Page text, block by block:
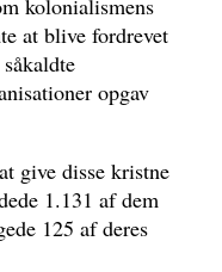
at blive fordrevet
opgav
give disse kristne
1.131 af dem
125 af deres